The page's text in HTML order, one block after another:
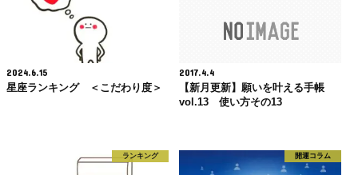
2024.6.15
星座ランキング ＜こだわり度＞
2017.4.4
【新月更新】願いを叶える手帳
vol.13 使い方その13
ランキング 開運コラム